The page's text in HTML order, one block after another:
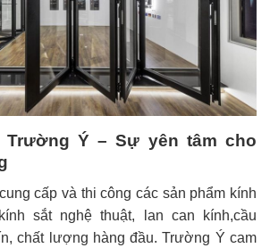
Trường Ý – Sự yên tâm cho
cấp và thi công các sản phẩm kính
sắt nghệ thuật, lan can kính,cầu
chất lượng hàng đầu. Trường Ý cam